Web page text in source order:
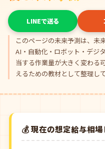
LINEで送る
このページの未来予測は、未
AI・自動化・ロボット・デジ
当する作業量が大きく変わる
えるための教材として整理して
💰 現在の想定給与相